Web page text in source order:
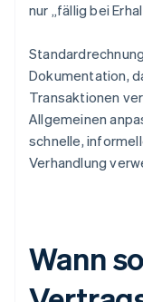
nur „fällig bei
Dokumentation,
Transaktionen
Allgemeinen
schnelle,
Verhandlung
Wann